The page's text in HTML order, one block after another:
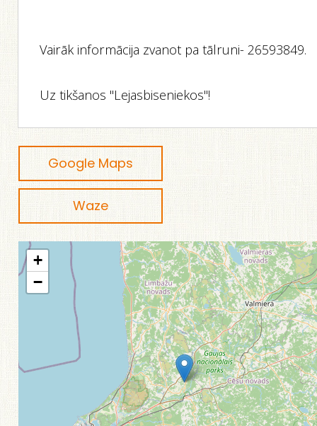
Vairāk informācija zvanot pa tālruni- 26593849.
Uz tikšanos "Lejasbiseniekos"!
Google Maps
Waze
+
−